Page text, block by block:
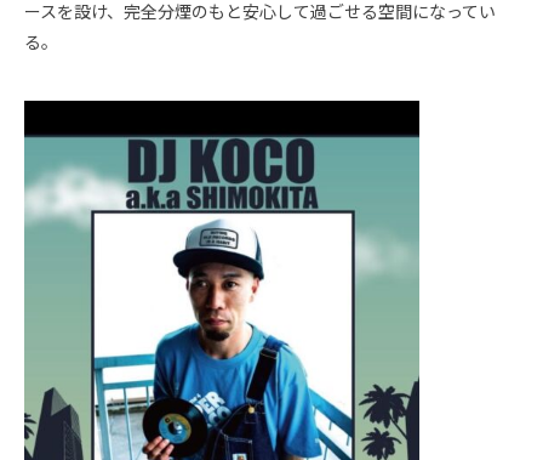
ースを設け、完全分煙のもと安心して過ごせる空間になってい
る。